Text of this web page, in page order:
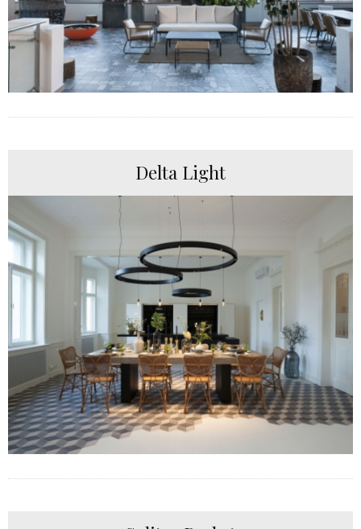
Delta Light